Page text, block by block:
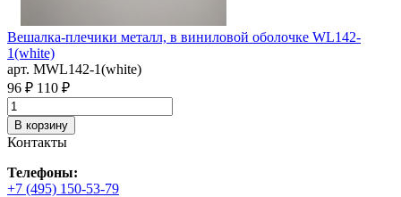
Вешалка-плечики металл, в виниловой оболочке WL142-
1(white)
арт. MWL142-1(white)
96 ₽ 110 ₽
В корзину
Контакты
Телефоны:
+7 (495) 150-53-79